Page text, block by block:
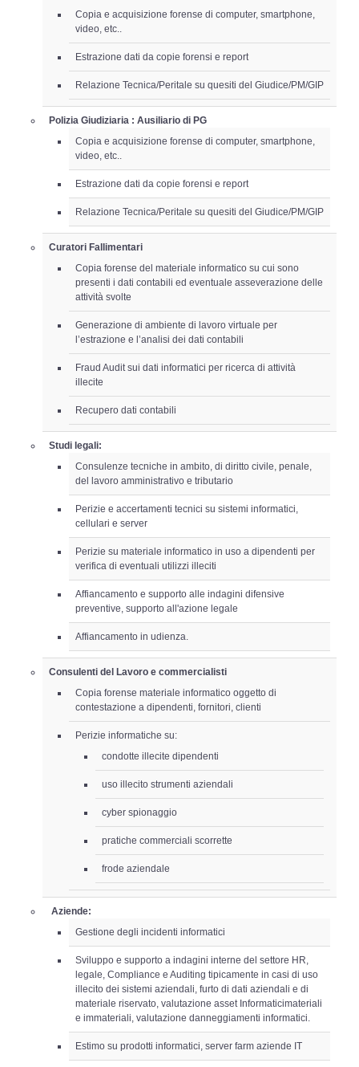
Copia e acquisizione forense di computer, smartphone,
video, etc..
Estrazione dati da copie forensi e report
Relazione Tecnica/Peritale su quesiti del Giudice/PM/GIP
Polizia Giudiziaria : Ausiliario di PG
Copia e acquisizione forense di computer, smartphone,
video, etc..
Estrazione dati da copie forensi e report
Relazione Tecnica/Peritale su quesiti del Giudice/PM/GIP
Curatori Fallimentari
Copia forense del materiale informatico su cui sono
presenti i dati contabili ed eventuale asseverazione delle
attività svolte
Generazione di ambiente di lavoro virtuale per
l’estrazione e l’analisi dei dati contabili
Fraud Audit sui dati informatici per ricerca di attività
illecite
Recupero dati contabili
Studi legali:
Consulenze tecniche in ambito, di diritto civile, penale,
del lavoro amministrativo e tributario
Perizie e accertamenti tecnici su sistemi informatici,
cellulari e server
Perizie su materiale informatico in uso a dipendenti per
verifica di eventuali utilizzi illeciti
Affiancamento e supporto alle indagini difensive
preventive, supporto all'azione legale
Affiancamento in udienza.
Consulenti del Lavoro e commercialisti
Copia forense materiale informatico oggetto di
contestazione a dipendenti, fornitori, clienti
Perizie informatiche su:
condotte illecite dipendenti
uso illecito strumenti aziendali
cyber spionaggio
pratiche commerciali scorrette
frode aziendale
Aziende:
Gestione degli incidenti informatici
Sviluppo e supporto a indagini interne del settore HR,
legale, Compliance e Auditing tipicamente in casi di uso
illecito dei sistemi aziendali, furto di dati aziendali e di
materiale riservato, valutazione asset Informaticimateriali
e immateriali, valutazione danneggiamenti informatici.
Estimo su prodotti informatici, server farm aziende IT